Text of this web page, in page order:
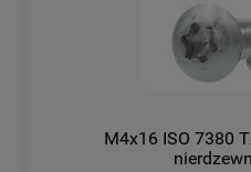
M4x16 ISO 7380